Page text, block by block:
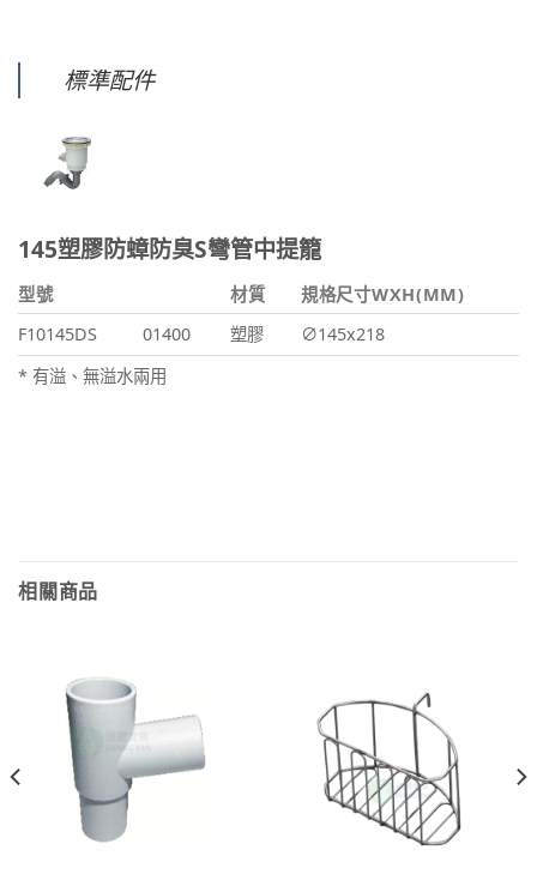
標準配件
145塑膠防蟑防臭S彎管中提籠
型號 材質
規格尺寸WXH(MM)
F10145DS
01400 塑膠
∅145x218
* 有溢、無溢水兩用
相關商品